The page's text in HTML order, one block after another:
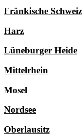
Fränkische Schweiz
Harz
Lüneburger Heide
Mittelrhein
Mosel
Nordsee
Oberlausitz